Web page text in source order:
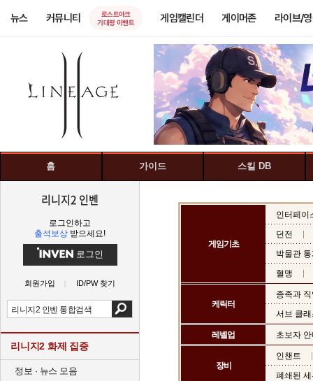
뉴스 커뮤니티
로스트아크
기대평 이벤트
게임캘린더 게이머존 라이브/
홈 가이드 스킬 DB
리니지2 인벤
로그인하고
출석보상 받으세요!
로그인
회원가입 ID/PW 찾기
리니지2 화제 집중
정보 · 뉴스 모음
게임기초
인터페이
던전
박물관
혈맹
케릭터
종족과
서브 클
레벨업 초보자
장비
인챈트
폐쇄된